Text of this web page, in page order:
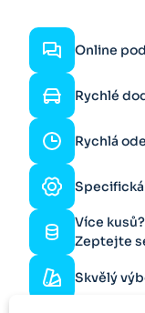
Online
Rychlé
Rychlá
Více kusů?
Zeptejte
Skvělý